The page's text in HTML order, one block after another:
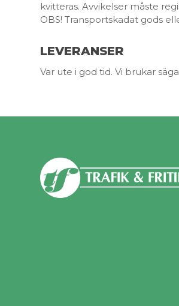
kvitteras. Avvikelser måste
OBS! Transportskadat gods
LEVERANSER
Var ute i god tid. Vi brukar